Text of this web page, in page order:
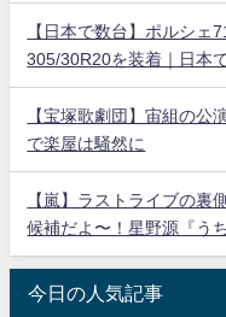
【日本で数台】ポルシェ
305/30R20を装着｜日本
【宝塚歌劇団】宙組の公
で楽屋は騒然に
【嵐】ラストライブの裏
候補だよ〜！星野源『う
今日の人気記事